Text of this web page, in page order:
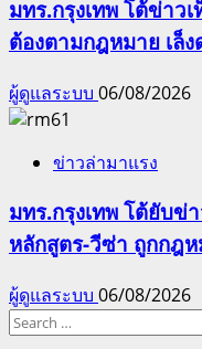
มทร.กรุงเทพ โต้ข่าว
ต้องตามกฎหมาย เล็
ผู้ดูแลระบบ 06/08/2026
ข่าวล่ามาแรง
มทร.กรุงเทพ โต้ยับข่
หลักสูตร-วีซ่า ถูกกฎ
ผู้ดูแลระบบ 06/08/2026
Search